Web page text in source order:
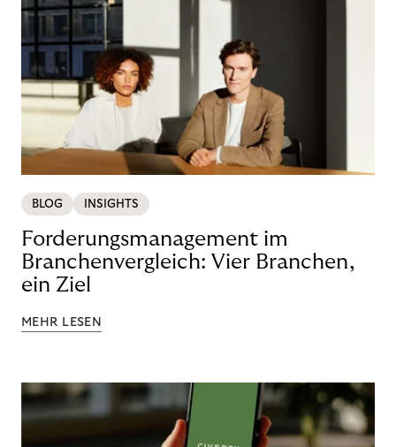
BLOG INSIGHTS
Forderungsmanagement im
Branchenvergleich: Vier Branchen,
ein Ziel
MEHR LESEN